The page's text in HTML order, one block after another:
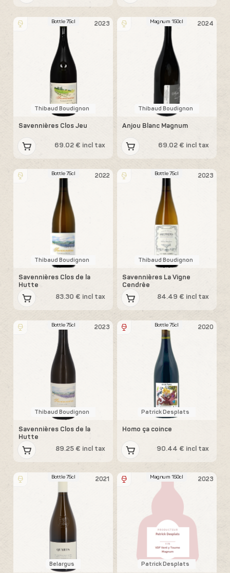
2023
Bottle 75cl
Thibaud Boudignon
Savennières Clos Jeu
69.02 € incl tax
2024
Magnum 150cl
Thibaud Boudignon
Anjou Blanc Magnum
69.02 € incl tax
2022
Bottle 75cl
Thibaud Boudignon
Savennières Clos de la
Hutte
83.30 € incl tax
2023
Bottle 75cl
Thibaud Boudignon
Savennières La Vigne
Cendrée
84.49 € incl tax
2023
Bottle 75cl
Thibaud Boudignon
Savennières Clos de la
Hutte
89.25 € incl tax
2020
Bottle 75cl
Patrick Desplats
Homo ça coince
90.44 € incl tax
2021
Bottle 75cl
Belargus
2023
Magnum 150cl
Patrick Desplats